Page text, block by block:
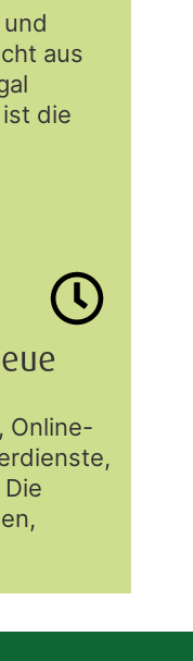
aus
die
Online-